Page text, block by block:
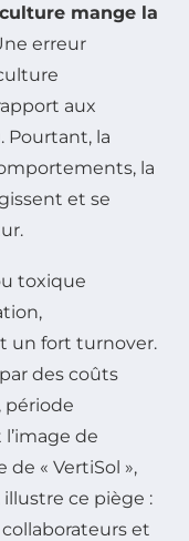
mange la
erreur
aux
Pourtant, la
la
et se
toxique
un fort turnover.
des coûts
période
de
de « VertiSol »,
ce piège :
et